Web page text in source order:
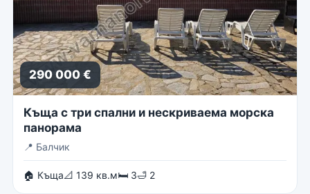
290 000 €
Къща с три спални и нескриваема морска
панорама
📍 Балчик
🏠 Къща📐 139 кв.м🛏 3🛁 2